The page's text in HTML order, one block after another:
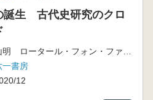
誕生 古代史研究のクロ
一書房
12